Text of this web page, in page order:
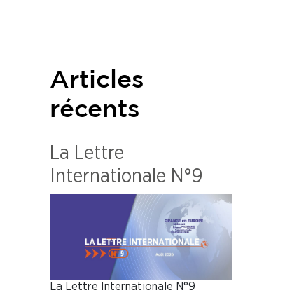
Articles
récents
La Lettre
Internationale N°9
La Lettre Internationale N°9